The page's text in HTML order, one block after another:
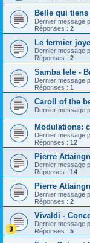
Belle qui
Dernier message
Réponses : 2
Le fermier
Dernier message
Réponses : 2
Samba lele -
Dernier message
Réponses : 1
Caroll of the
Dernier message
Modulations:
Dernier message
Réponses : 12
Pierre
Dernier message
Réponses : 14
Pierre
Dernier message
Réponses : 2
Vivaldi -
Dernier message
Réponses : 5